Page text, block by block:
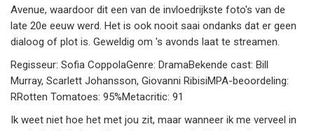
Avenue, waardoor dit een van de invloedrijkste foto's van de
late 20e eeuw werd. Het is ook nooit saai ondanks dat er geen
dialoog of plot is. Geweldig om 's avonds laat te streamen.
Regisseur: Sofia CoppolaGenre: DramaBekende cast: Bill
Murray, Scarlett Johansson, Giovanni RibisiMPA-beoordeling:
RRotten Tomatoes: 95%Metacritic: 91
Ik weet niet hoe het met jou zit, maar wanneer ik me verveel in